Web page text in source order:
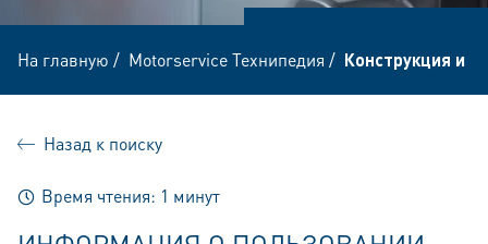
На главную / Motorservice Технипедия / Конструкция и
Назад к поиску
Время чтения: 1 минут